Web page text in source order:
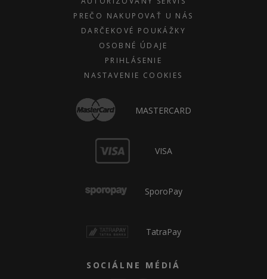
PREČO NAKUPOVAŤ U NÁS
DARČEKOVÉ POUKÁŽKY
OSOBNÉ ÚDAJE
PRIHLÁSENIE
NASTAVENIE COOKIES
MASTERCARD
VISA
SporoPay
TatraPay
SOCIÁLNE MÉDIÁ